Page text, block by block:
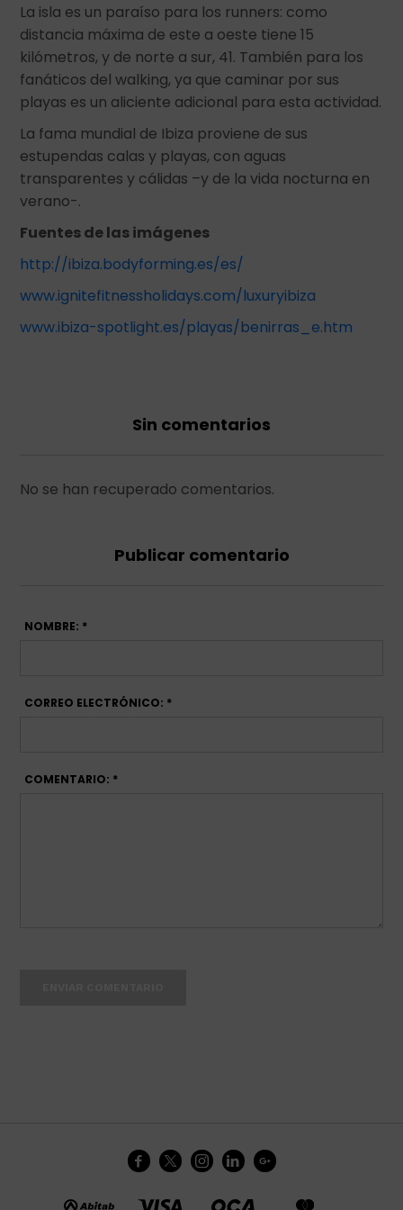
La isla es un paraíso para los runners: como
distancia máxima de este a oeste tiene 15
kilómetros, y de norte a sur, 41. También para los
fanáticos del walking, ya que caminar por sus
playas es un aliciente adicional para esta actividad.
La fama mundial de Ibiza proviene de sus
estupendas calas y playas, con aguas
transparentes y cálidas –y de la vida nocturna en
verano-.
Fuentes de las imágenes
http://ibiza.bodyforming.es/es/
www.ignitefitnessholidays.com/luxuryibiza
www.ibiza-spotlight.es/playas/benirras_e.htm
Sin comentarios
No se han recuperado comentarios.
Publicar comentario
NOMBRE: *
CORREO ELECTRÓNICO: *
COMENTARIO: *
    